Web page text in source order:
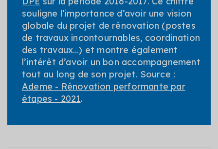
souligne l’importance d’avoir une vision
globale du projet de rénovation (postes
de travaux incontournables, coordination
des travaux…) et montre également
l’intérêt d’avoir un bon accompagnement
tout au long de son projet. Source :
Ademe - Rénovation performante par
étapes - 2021.